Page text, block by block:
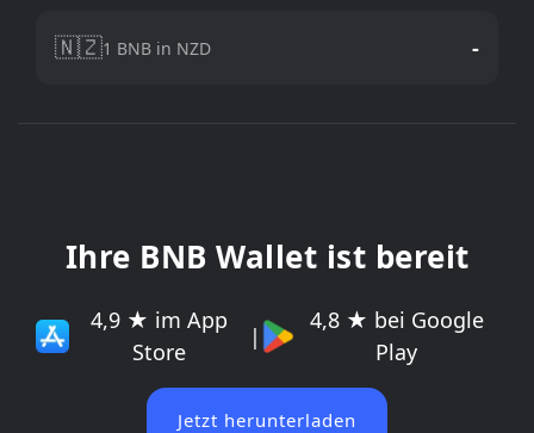
🇳🇿1 BNB in NZD -
Ihre BNB Wallet ist bereit
4,9 ★ im App
Store
|
4,8 ★ bei Google
Play
Jetzt herunterladen